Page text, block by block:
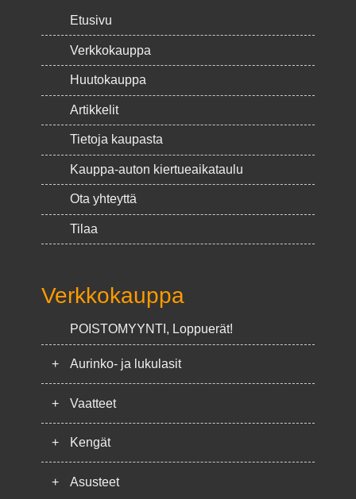
Etusivu
Verkkokauppa
Huutokauppa
Artikkelit
Tietoja kaupasta
Kauppa-auton kiertueaikataulu
Ota yhteyttä
Tilaa
Verkkokauppa
POISTOMYYNTI, Loppuerät!
+ Aurinko- ja lukulasit
+ Vaatteet
+ Kengät
+ Asusteet